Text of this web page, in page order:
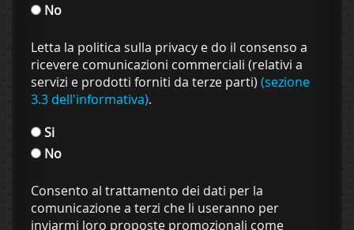
No
Letta la politica sulla privacy e do il consenso a
ricevere comunicazioni commerciali (relativi a
servizi e prodotti forniti da terze parti) (sezione
3.3 dell'informativa).
Si
No
Consento al trattamento dei dati per la
comunicazione a terzi che li useranno per
inviarmi loro proposte promozionali come